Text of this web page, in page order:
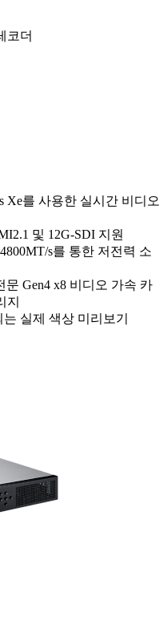
코더
Xe를 사용한 실시간 비디오
및 12G-SDI 지원
s를 통한 저전력 소
문 Gen4 x8 비디오 가속 카
지
실제 색상 미리보기